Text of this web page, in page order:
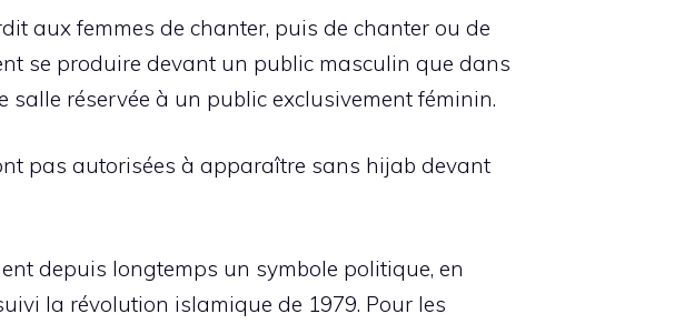
aux femmes de chanter, puis de chanter ou de
se produire devant un public masculin que dans
réservée à un public exclusivement féminin.
pas autorisées à apparaître sans hijab devant
depuis longtemps un symbole politique, en
la révolution islamique de 1979. Pour les